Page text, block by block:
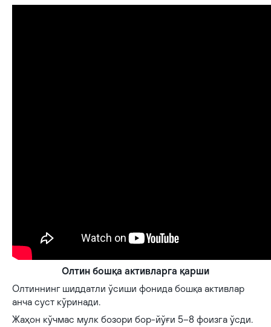
Олтин бошқа активларга қарши
Олтиннинг шиддатли ўсиши фонида бошқа активлар
анча суст кўринади.
Жаҳон кўчмас мулк бозори бор-йўғи 5–8 фоизга ўсди.